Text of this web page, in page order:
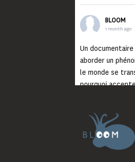
BLOOM
1 month ago
Un
aborder un
le monde se
pourquoi
Lisez jusqu’au
notre chaîne
découvrir un film
importantes :